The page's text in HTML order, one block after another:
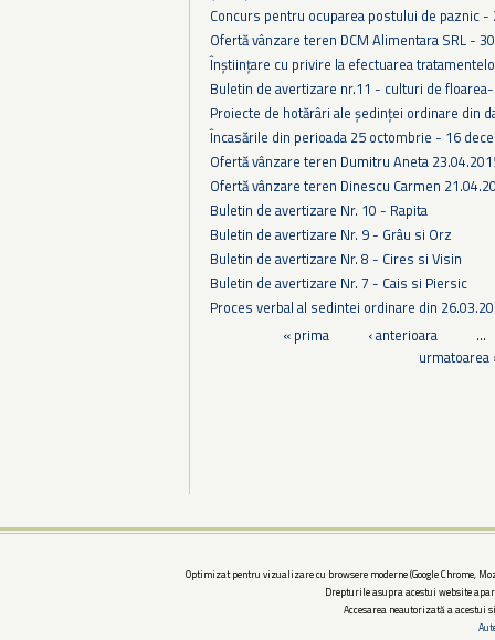
Concurs pentru ocuparea postului de paznic -
Ofertă vânzare teren DCM Alimentara SRL -
Înștiințare cu privire la efectuarea
Buletin de avertizare nr.11 - culturi de
Proiecte de hotărâri ale ședinței ordinare din
Încasările din perioada 25 octombrie - 16
Ofertă vânzare teren Dumitru Aneta
Ofertă vânzare teren Dinescu Carmen
Buletin de avertizare Nr. 10 - Rapita
Buletin de avertizare Nr. 9 - Grâu si Orz
Buletin de avertizare Nr. 8 - Cires si Visin
Buletin de avertizare Nr. 7 - Cais si Piersic
Proces verbal al sedintei ordinare din
« prima ‹ anterioara
…
urmatoarea
Optimizat pentru vizualizare cu browsere moderne (Google Chrome,
Drepturile asupra acestui website
Accesarea neautorizată a acestui